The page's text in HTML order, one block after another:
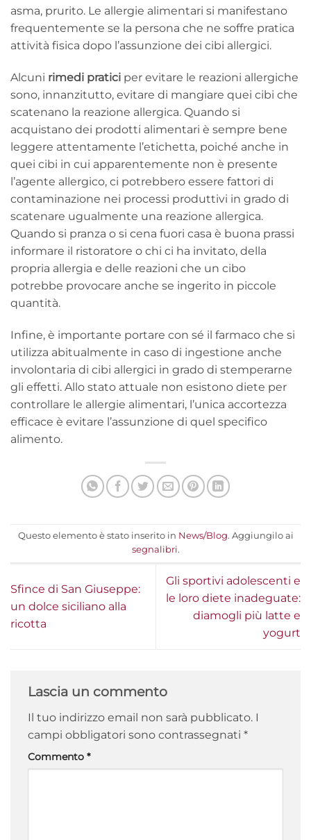
asma, prurito. Le allergie alimentari si manifestano
frequentemente se la persona che ne soffre pratica
attività fisica dopo l’assunzione dei cibi allergici.
Alcuni rimedi pratici per evitare le reazioni allergiche
sono, innanzitutto, evitare di mangiare quei cibi che
scatenano la reazione allergica. Quando si
acquistano dei prodotti alimentari è sempre bene
leggere attentamente l’etichetta, poiché anche in
quei cibi in cui apparentemente non è presente
l’agente allergico, ci potrebbero essere fattori di
contaminazione nei processi produttivi in grado di
scatenare ugualmente una reazione allergica.
Quando si pranza o si cena fuori casa è buona prassi
informare il ristoratore o chi ci ha invitato, della
propria allergia e delle reazioni che un cibo
potrebbe provocare anche se ingerito in piccole
quantità.
Infine, è importante portare con sé il farmaco che si
utilizza abitualmente in caso di ingestione anche
involontaria di cibi allergici in grado di stemperarne
gli effetti. Allo stato attuale non esistono diete per
controllare le allergie alimentari, l’unica accortezza
efficace è evitare l’assunzione di quel specifico
alimento.
Questo elemento è stato inserito in News/Blog. Aggiungilo ai
segnalibri.
Sfince di San Giuseppe:
un dolce siciliano alla
ricotta
Gli sportivi adolescenti e
le loro diete inadeguate:
diamogli più latte e
yogurt
Lascia un commento
Il tuo indirizzo email non sarà pubblicato. I
campi obbligatori sono contrassegnati *
Commento *